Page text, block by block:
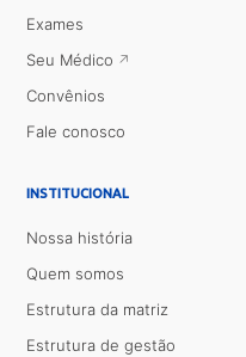
Exames
Seu Médico
Convênios
Fale conosco
INSTITUCIONAL
Nossa história
Quem somos
Estrutura da matriz
Estrutura de gestão